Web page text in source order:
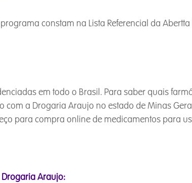
constam na Lista Referencial da
em todo o Brasil. Para saber quais
com a Drogaria Araujo no estado de Minas
para compra online de medicamentos para
Drogaria Araujo: